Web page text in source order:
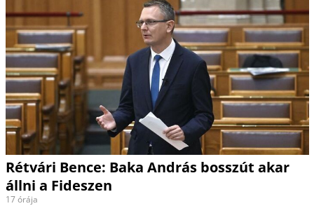
Rétvári Bence: Baka András bosszút akar
állni a Fideszen
17 órája